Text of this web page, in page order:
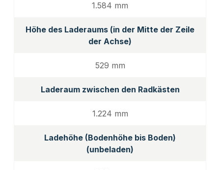
1.584 mm
Höhe des Laderaums (in der Mitte der Zeile
der Achse)
529 mm
Laderaum zwischen den Radkästen
1.224 mm
Ladehöhe (Bodenhöhe bis Boden)
(unbeladen)